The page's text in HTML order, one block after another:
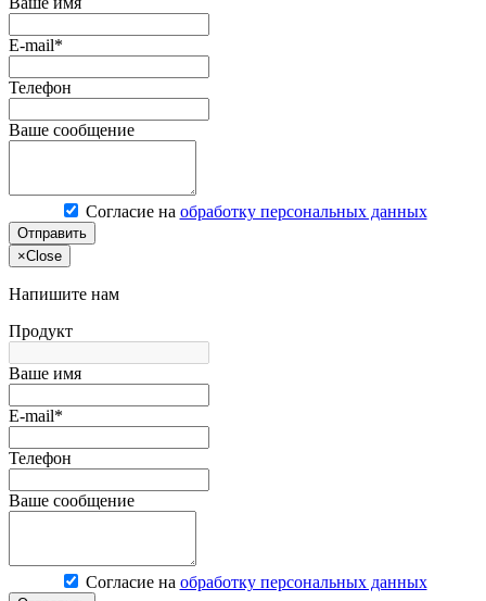
E-mail*
Телефон
Ваше сообщение
Согласие на обработку персональных данных
Отправить
×Close
Напишите нам
Продукт
Ваше имя
E-mail*
Телефон
Ваше сообщение
Согласие на обработку персональных данных